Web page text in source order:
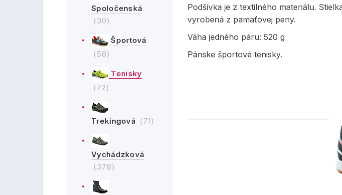
Spoločenská
(30)
Športová
(58)
Tenisky
(72)
Trekingová (71)
Vychádzková
(378)
Podšívka je z textilného materiálu.
vyrobená z pamäťovej peny.
Váha jedného páru: 520 g
Pánske športové tenisky.